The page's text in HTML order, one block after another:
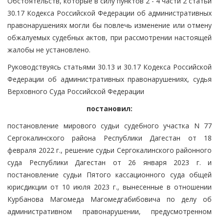
30.17 Кодекса Российской Федерации об административных
правонарушениях могли бы повлечь изменение или отмену
обжалуемых судебных актов, при рассмотрении настоящей
жалобы не установлено.
Руководствуясь статьями 30.13 и 30.17 Кодекса Российской
Федерации об административных правонарушениях, судья
Верховного Суда Российской Федерации
постановил:
постановление мирового судьи судебного участка N 77
Сергокалинского района Республики Дагестан от 18
февраля 2022 г., решение судьи Сергокалинского районного
суда Республики Дагестан от 26 января 2023 г. и
постановление судьи Пятого кассационного суда общей
юрисдикции от 10 июля 2023 г., вынесенные в отношении
Курбанова Магомеда Магомедгабибовича по делу об
административном правонарушении, предусмотренном